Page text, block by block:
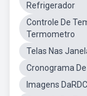
Refrigerador
Controle De
Termometro
Telas Nas
Cronograma
Imagens